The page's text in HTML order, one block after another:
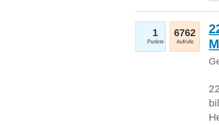
1
Punkte
6762
Aufrufe